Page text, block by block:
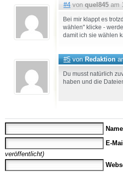
#4 von quel845 am
Bei mir klappt es
wählen" klicke -
damit ich sie wählen
#5vonRedaktion
Du musst natürlich
haben und die
E-
veröffentlicht)